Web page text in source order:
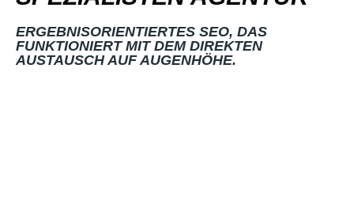
ERGEBNISORIENTIERTES SEO, DAS
FUNKTIONIERT MIT DEM DIREKTEN
AUSTAUSCH AUF AUGENHÖHE.